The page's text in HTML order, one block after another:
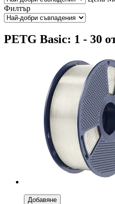
Филтър
PETG Basic: 1 - 30
Добавяне